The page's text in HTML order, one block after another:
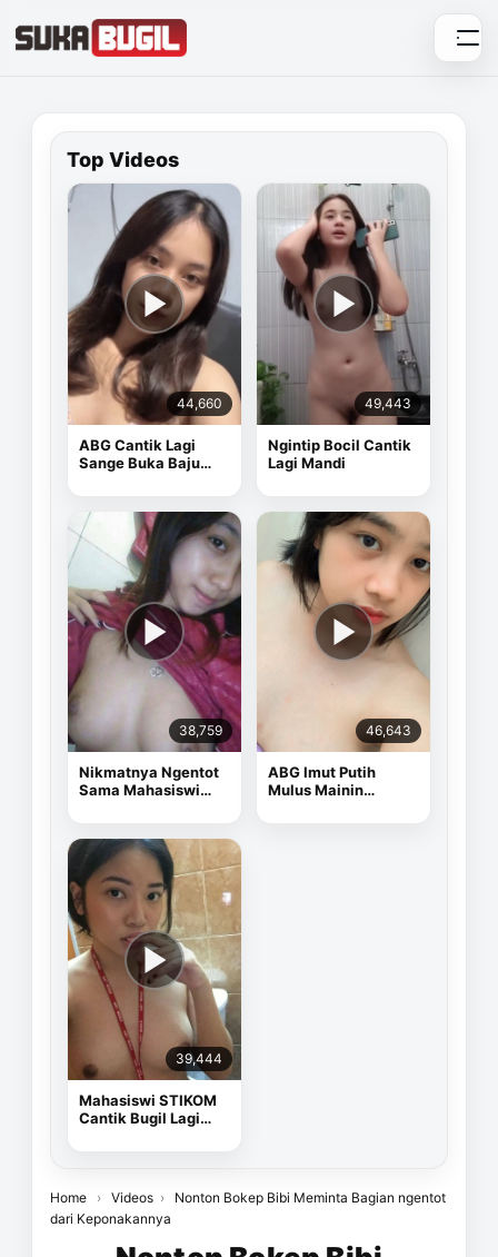
to
Top Videos
44,660
ABG Cantik Lagi
Sange Buka Baju
49,443
Ngintip Bocil Cantik
Lagi Mandi
38,759
Nikmatnya Ngentot
Sama Mahasiswi
46,643
ABG Imut Putih
Mulus Mainin
39,444
Mahasiswi STIKOM
Cantik Bugil Lagi
Home › Videos ›
Nonton Bokep Bibi Meminta Bagian ngentot
dari Keponakannya